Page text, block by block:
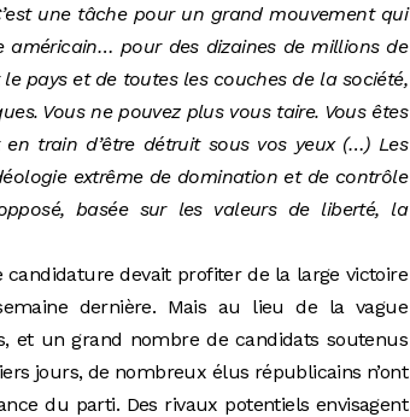
une tâche pour un grand mouvement qui
américain… pour des dizaines de millions de
pays et de toutes les couches de la société,
Vous ne pouvez plus vous taire. Vous êtes
train d’être détruit sous vos yeux (…) Les
extrême de domination et de contrôle
basée sur les valeurs de liberté, la
candidature devait profiter de la large victoire
dernière. Mais au lieu de la vague
et un grand nombre de candidats soutenus
jours, de nombreux élus républicains n’ont
du parti. Des rivaux potentiels envisagent